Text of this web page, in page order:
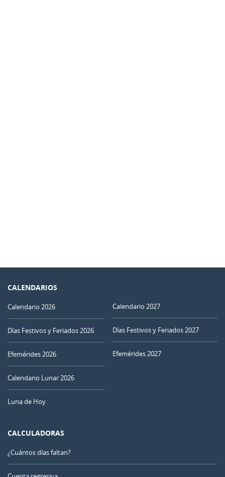
CALENDARIOS
Calendario 2026
Días Festivos y Feriados 2026
Efemérides 2026
Calendario Lunar 2026
Luna de Hoy
Calendario 2027
Días Festivos y Feriados 2027
Efemérides 2027
CALCULADORAS
¿Cuántos días faltan?